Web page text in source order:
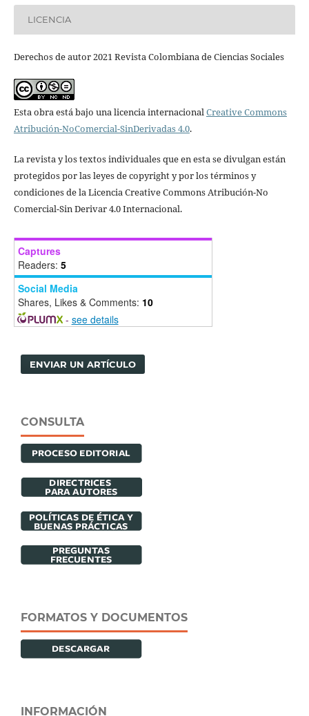
LICENCIA
Derechos de autor 2021 Revista Colombiana de Ciencias Sociales
Esta obra está bajo una licencia internacionalCreative Commons
Atribución-NoComercial-SinDerivadas 4.0.
La revista y los textos individuales que en esta se divulgan están
protegidos por las leyes de copyright y por los términos y
condiciones de la Licencia Creative Commons Atribución-No
Comercial-Sin Derivar 4.0 Internacional.
Captures
Readers: 5
Social Media
Shares, Likes & Comments: 10
- see details
ENVIAR UN ARTÍCULO
CONSULTA
FORMATOS Y DOCUMENTOS
INFORMACIÓN